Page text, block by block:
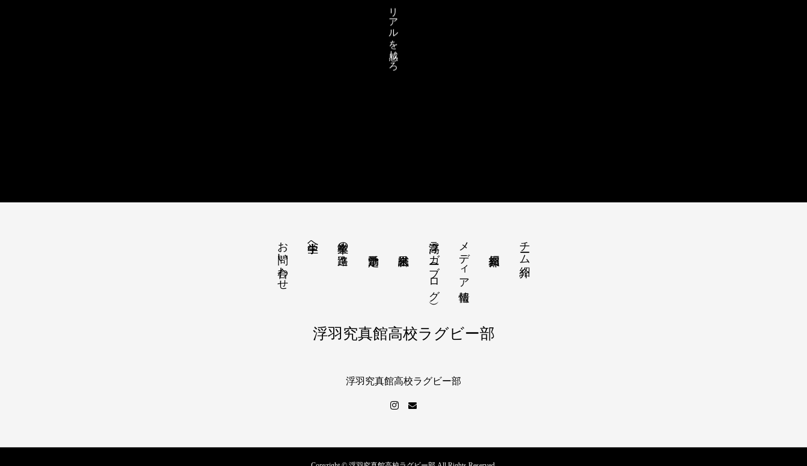
リアルを感じろ
チーム紹介
メディア情報
浮高ラガー（ブログ）
卒業生の進路
中学生へ
お問い合わせ
浮羽究真館高校ラグビー部
浮羽究真館高校ラグビー部